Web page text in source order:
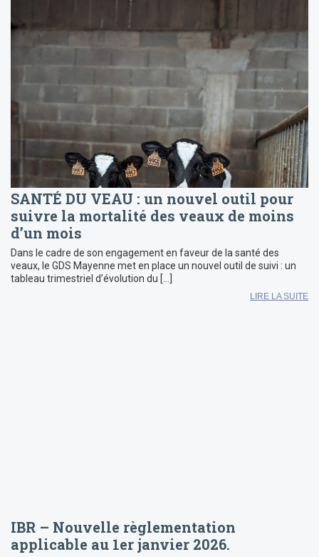
SANTÉ DU VEAU : un nouvel outil pour
suivre la mortalité des veaux de moins
d’un mois
Dans le cadre de son engagement en faveur de la santé des
veaux, le GDS Mayenne met en place un nouvel outil de suivi : un
tableau trimestriel d’évolution du […]
LIRE LA SUITE
IBR – Nouvelle règlementation
applicable au 1er janvier 2026.